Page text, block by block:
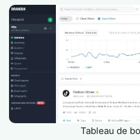
Tableau de